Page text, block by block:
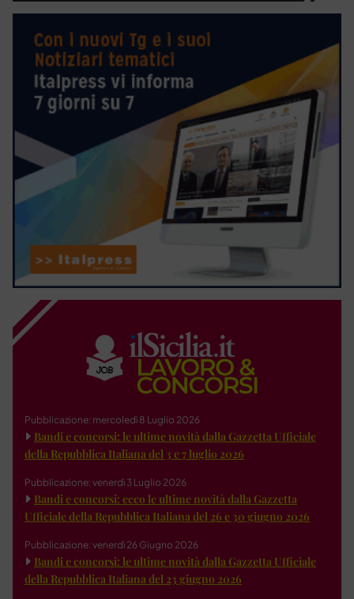
Pubblicazione: mercoledì 8 Luglio 2026
Bandi e concorsi: le ultime novità dalla Gazzetta Ufficiale
della Repubblica Italiana del 3 e 7 luglio 2026
Pubblicazione: venerdì 3 Luglio 2026
Bandi e concorsi: ecco le ultime novità dalla Gazzetta
Ufficiale della Repubblica Italiana del 26 e 30 giugno 2026
Pubblicazione: venerdì 26 Giugno 2026
Bandi e concorsi: le ultime novità dalla Gazzetta Ufficiale
della Repubblica Italiana del 23 giugno 2026